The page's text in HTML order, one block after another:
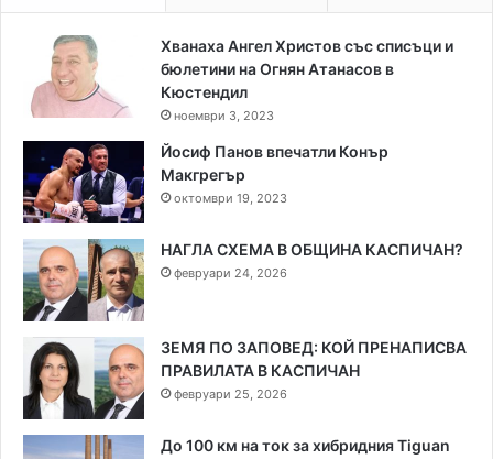
Хванаха Ангел Христов със списъци и
бюлетини на Огнян Атанасов в
Кюстендил
ноември 3, 2023
Йосиф Панов впечатли Конър
Макгрегър
октомври 19, 2023
НАГЛА СХЕМА В ОБЩИНА КАСПИЧАН?
февруари 24, 2026
ЗЕМЯ ПО ЗАПОВЕД: КОЙ ПРЕНАПИСВА
ПРАВИЛАТА В КАСПИЧАН
февруари 25, 2026
До 100 км на ток за хибридния Tiguan